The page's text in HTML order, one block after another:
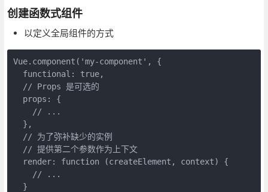
创建函数式组件
以定义全局组件的方式
Vue.component('my-component', {
  functional: true,
  // Props 是可选的
  props: {
    // ...
  },
  // 为了弥补缺少的实例
  // 提供第二个参数作为上下文
  render: function (createElement, context) {
    // ...
  }